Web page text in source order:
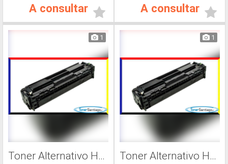
A consultar A consultar
1
Toner Alternativo Hp CF412A, Impresora Láser
1
Toner Alternativo Hp CF413A, Impresora Láser